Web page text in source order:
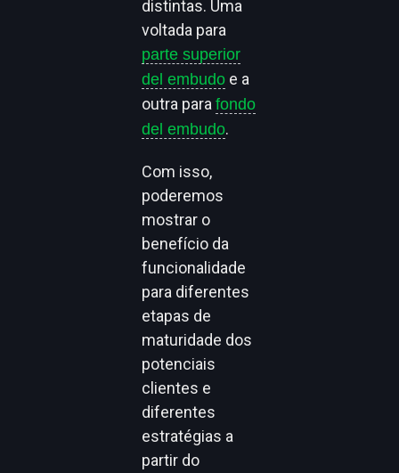
distintas. Uma
voltada para
parte superior
del embudo e a
outra parafondo
del embudo.
Com isso,
poderemos
mostrar o
benefício da
funcionalidade
para diferentes
etapas de
maturidade dos
potenciais
clientes e
diferentes
estratégias a
partir do